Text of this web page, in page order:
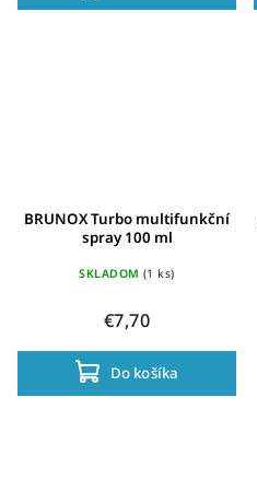
BRUNOX Turbo multifunkční
spray 100 ml
SKLADOM (1 ks)
€7,70
Do košíka